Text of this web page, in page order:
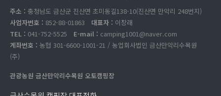
주소 : 충청남도 금산군 진산면 초미동길138-10(진산면 만악리 248번지)
사업자번호 : 852-88-01863 대표자 : 이창래
TEL : 041-752-5525 E-mail : camping1001@naver.com
계좌번호 : 농협 301-6600-1001-21 / 농업회사법인 금산만악리수목원
(주)
관광농원 금산만악리수목원 오토캠핑장